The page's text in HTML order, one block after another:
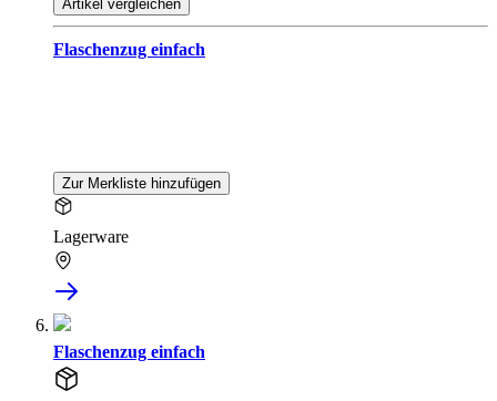
Artikel vergleichen
Flaschenzug einfach
Zur Merkliste hinzufügen
Lagerware
Flaschenzug einfach